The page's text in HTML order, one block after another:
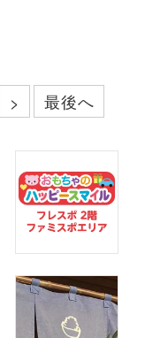
> 最後へ